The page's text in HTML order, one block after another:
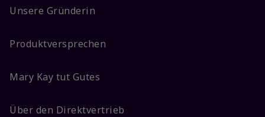
Unsere Gründerin
Produktversprechen
Mary Kay tut Gutes
Über den Direktvertrieb